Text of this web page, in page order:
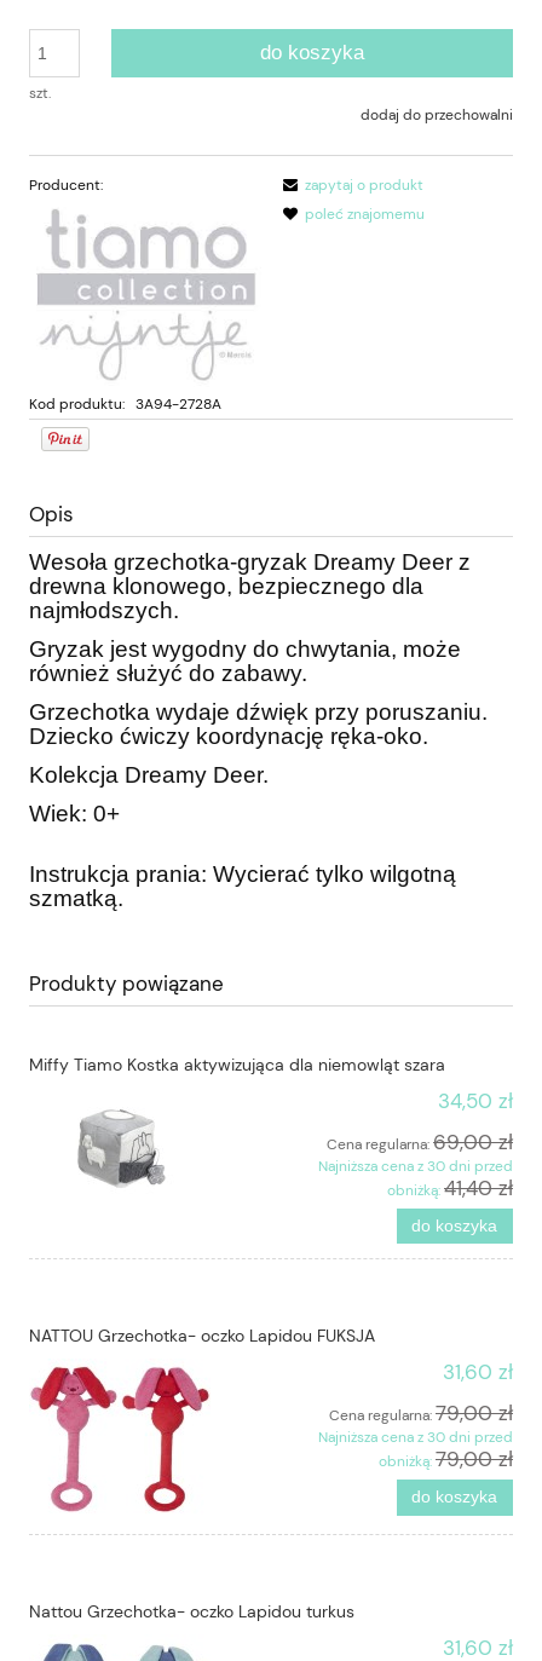
szt.
do koszyka
dodaj do przechowalni
Producent:
Kod produktu: 3A94-2728A
zapytaj o produkt
poleć znajomemu
Opis
Wesoła grzechotka-gryzak Dreamy Deer z
drewna klonowego, bezpiecznego dla
najmłodszych.
Gryzak jest wygodny do chwytania, może
również służyć do zabawy.
Grzechotka wydaje dźwięk przy poruszaniu.
Dziecko ćwiczy koordynację ręka-oko.
Kolekcja Dreamy Deer.
Wiek: 0+
Instrukcja prania: Wycierać tylko wilgotną
szmatką.
Produkty powiązane
Miffy Tiamo Kostka aktywizująca dla niemowląt szara
34,50 zł
Cena regularna:69,00 zł
Najniższa cena z 30 dni przed
obniżką:41,40 zł
do koszyka
NATTOU Grzechotka- oczko Lapidou FUKSJA
31,60 zł
Cena regularna:79,00 zł
Najniższa cena z 30 dni przed
obniżką:79,00 zł
do koszyka
Nattou Grzechotka- oczko Lapidou turkus
31,60 zł